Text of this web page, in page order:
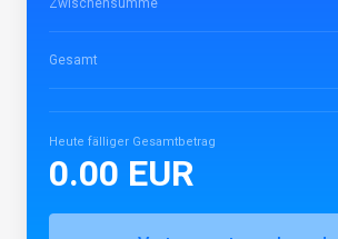
Zwischensumme
Gesamt
Heute fälliger Gesamtbetrag
0.00 EUR